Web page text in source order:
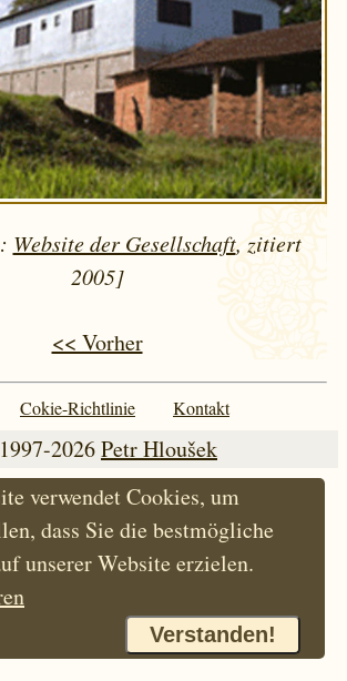
Website der Gesellschaft, zitiert
2005]
<< Vorher
Cokie-Richtlinie Kontakt
2026Petr Hloušek
verwendet Cookies, um
dass Sie die bestmögliche
unserer Website erzielen.
Verstanden!